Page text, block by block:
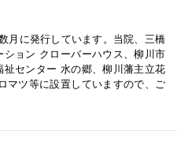
月に発行しています。当院、三橋
ョン クローバーハウス、柳川市
センター 水の郷、柳川藩主立花
マツ等に設置していますので、ご